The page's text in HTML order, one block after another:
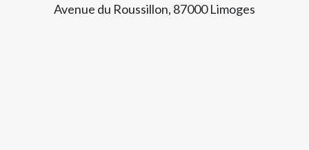
Avenue du Roussillon, 87000 Limoges